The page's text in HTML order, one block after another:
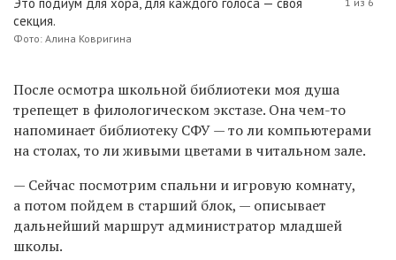
Это подиум для хора, для каждого голоса — своя
секция.
Фото: Алина Ковригина
После осмотра школьной библиотеки моя душа
трепещет в филологическом экстазе. Она чем-то
напоминает библиотеку СФУ — то ли компьютерами
на столах, то ли живыми цветами в читальном зале.
— Сейчас посмотрим спальни и игровую комнату,
а потом пойдем в старший блок, — описывает
дальнейший маршрут администратор младшей
школы.